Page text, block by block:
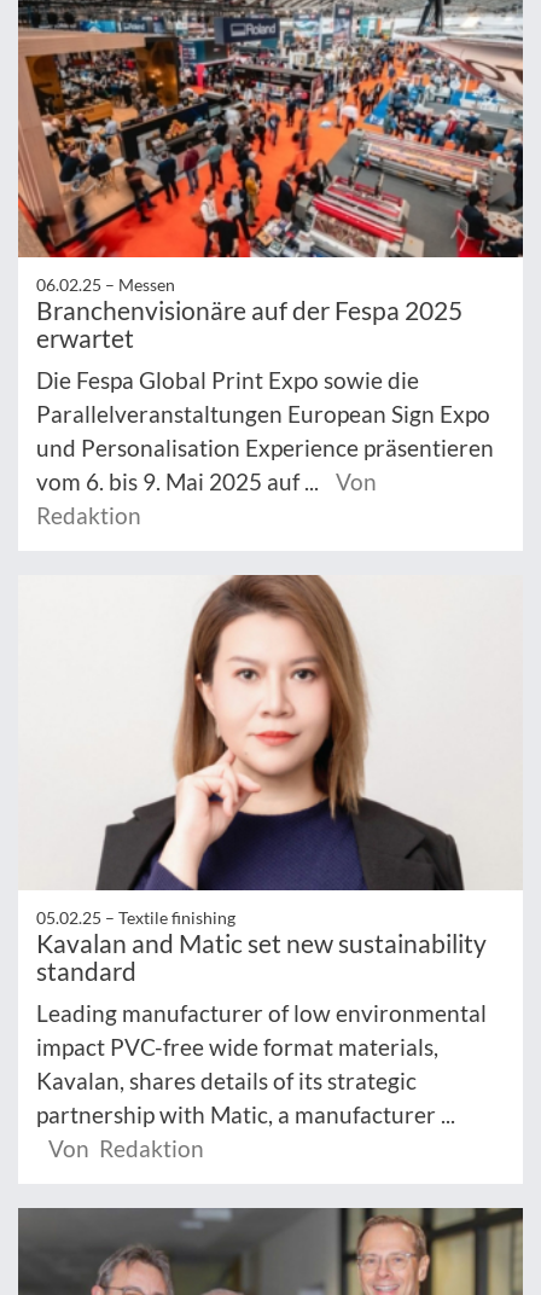
06.02.25 – Messen
Branchenvisionäre auf der Fespa 2025
erwartet
Die Fespa Global Print Expo sowie die
Parallelveranstaltungen European Sign Expo
und Personalisation Experience präsentieren
vom 6. bis 9. Mai 2025 auf ...
Von
Redaktion
05.02.25 – Textile finishing
Kavalan and Matic set new sustainability
standard
Leading manufacturer of low environmental
impact PVC-free wide format materials,
Kavalan, shares details of its strategic
partnership with Matic, a manufacturer ...
Von Redaktion